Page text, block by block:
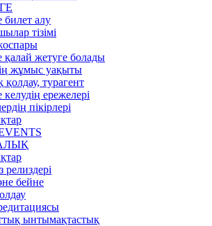
билет алу
тізімі
қалай жетуге болады
жұмыс уақыты
турагент
ережелері
пікірлері
релиздері
бейне
ынтымақтастық